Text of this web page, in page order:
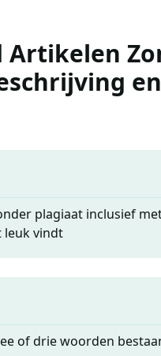
Artikelen
en
plagiaat inclusief
leuk vindt
of drie woorden